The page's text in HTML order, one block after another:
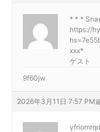
* * *
https://
ххх*
ゲスト
9f60jw
2026年3月11日 7:57 PM